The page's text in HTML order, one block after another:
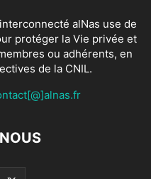
alNas use de
protéger la Vie privée et
ou adhérents, en
de la CNIL.